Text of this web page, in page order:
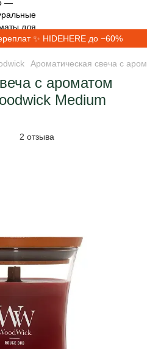
✨ HIDEHERE до −60%
Ароматическая свеча с
с ароматом
Medium
2 отзыва